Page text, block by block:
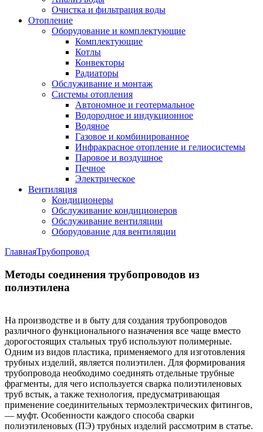
Очистка и фильтрация воды
Отопление
Оборудование и комплектующие
Комплектующие
Котлы
Конвекторы
Радиаторы
Обслуживание и монтаж
Системы отопления
Автономное и геотермальное
Водородное и индукционное
Водяное
Газовое и комбинированное
Инфракрасное отопление и гелиосистемы
Паровое и воздушное
Печное
Электрическое
Вентиляция
Кондиционеры
Обслуживание кондиционеров
Обслуживание вентиляции
Оборудование для вентиляции
ГлавнаяТрубопровод
Методы соединения трубопроводов из
полиэтилена
На производстве и в быту для создания трубопроводов
различного функционального назначения все чаще вместо
дорогостоящих стальных труб используют полимерные.
Одним из видов пластика, применяемого для изготовления
трубных изделий, является полиэтилен. Для формирования
трубопровода необходимо соединять отдельные трубные
фрагменты, для чего используется сварка полиэтиленовых
труб встык, а также технология, предусматривающая
применение соединительных термоэлектрических фитингов,
— муфт. Особенности каждого способа сварки
полиэтиленовых (ПЭ) трубных изделий рассмотрим в статье.